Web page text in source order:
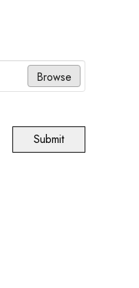
Browse
Submit